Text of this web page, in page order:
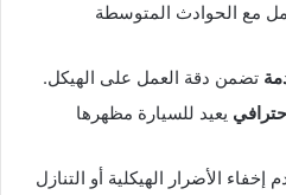
مع الحوادث المتوسطة
تضمن دقة العمل على الهيكل.
يعيد للسيارة مظهرها
إخفاء الأضرار الهيكلية أو التنازل